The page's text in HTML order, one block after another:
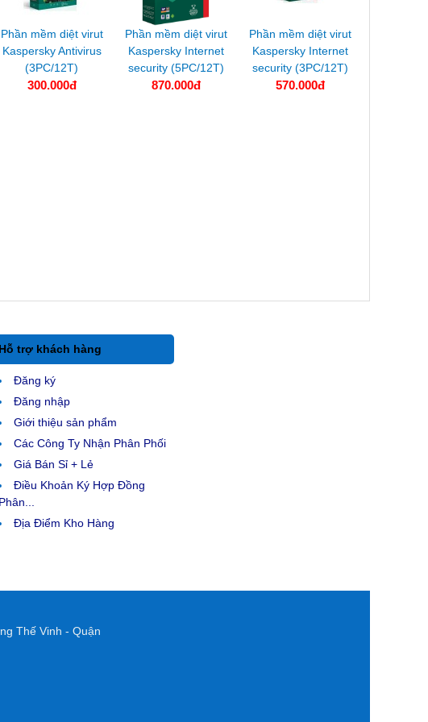
Phần mềm diệt virut
Kaspersky Antivirus
(3PC/12T)
300.000đ
Phần mềm diệt virut
Kaspersky Internet
security (5PC/12T)
870.000đ
Phần mềm diệt virut
Kaspersky Internet
security (3PC/12T)
570.000đ
Hỗ trợ khách hàng
Đăng ký
Đăng nhập
Giới thiệu sản phẩm
Các Công Ty Nhận Phân Phối
Giá Bán Sỉ + Lẻ
Điều Khoản Ký Hợp Đồng
Phân...
Địa Điểm Kho Hàng
Thế Vinh - Quận